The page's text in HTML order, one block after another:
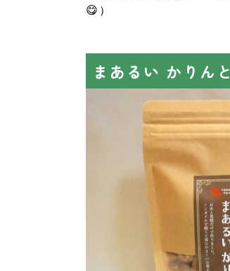
😋）
まあるい かりんと